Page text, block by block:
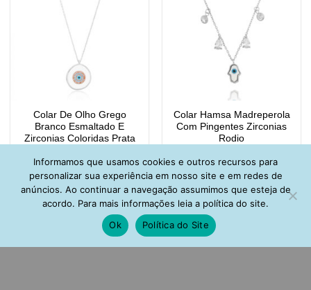
Colar De Olho Grego
Branco Esmaltado E
Zirconias Coloridas Prata
R$219,00
Colar Hamsa Madreperola
Com Pingentes Zirconias
Rodio
R$142,00
Informamos que usamos cookies e outros recursos para
personalizar sua experiência em nosso site e em redes de
anúncios. Ao continuar a navegação assumimos que esteja de
acordo. Para mais informações leia a política do site.
Ok
Política do Site